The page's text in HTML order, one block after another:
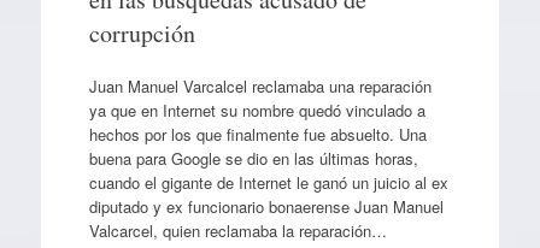
corrupción
Juan Manuel Varcalcel reclamaba una reparación
ya que en Internet su nombre quedó vinculado a
hechos por los que finalmente fue absuelto. Una
buena para Google se dio en las últimas horas,
cuando el gigante de Internet le ganó un juicio al ex
diputado y ex funcionario bonaerense Juan Manuel
Valcarcel, quien reclamaba la reparación…